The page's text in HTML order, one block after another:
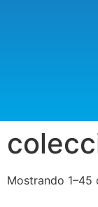
Mostrando 1–45